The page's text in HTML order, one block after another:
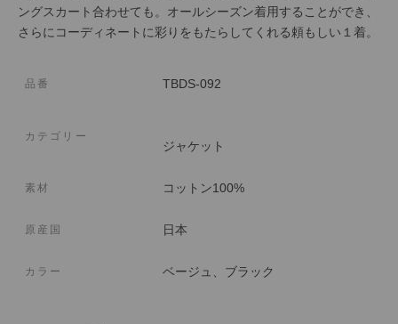
ングスカート合わせても。オールシーズン着用することができ、
さらにコーディネートに彩りをもたらしてくれる頼もしい１着。
品番 TBDS-092
カテゴリー
ジャケット
素材 コットン100%
原産国 日本
カラー ベージュ、ブラック